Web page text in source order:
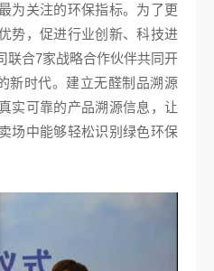
为关注的环保指标。为了更
势，促进行业创新、科技进
联合7家战略合作伙伴共同开
新时代。建立无醛制品溯源
实可靠的产品溯源信息，让
场中能够轻松识别绿色环保